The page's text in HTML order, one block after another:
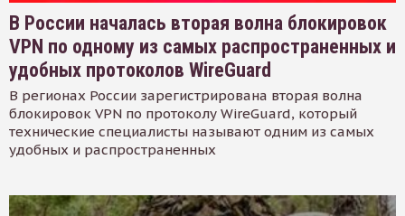
В России началась вторая волна блокировок
VPN по одному из самых распространенных и
удобных протоколов WireGuard
В регионах России зарегистрирована вторая волна
блокировок VPN по протоколу WireGuard, который
технические специалисты называют одним из самых
удобных и распространенных